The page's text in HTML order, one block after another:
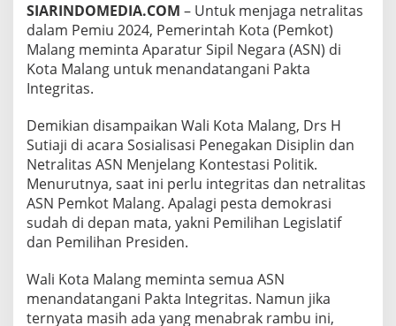
E
M
K
O
T
L
A
N
G
J
A
G
T
R
A
SIARINDOMEDIA.COM – Untuk menjaga netralitas
dalam Pemiu 2024, Pemerintah Kota (Pemkot)
Malang meminta Aparatur Sipil Negara (ASN) di
Kota Malang untuk menandatangani Pakta
Integritas.
Demikian disampaikan Wali Kota Malang, Drs H
Sutiaji di acara Sosialisasi Penegakan Disiplin dan
Netralitas ASN Menjelang Kontestasi Politik.
Menurutnya, saat ini perlu integritas dan netralitas
ASN Pemkot Malang. Apalagi pesta demokrasi
sudah di depan mata, yakni Pemilihan Legislatif
dan Pemilihan Presiden.
Wali Kota Malang meminta semua ASN
menandatangani Pakta Integritas. Namun jika
ternyata masih ada yang menabrak rambu ini,